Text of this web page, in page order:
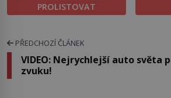
PROLISTOVAT
PŘEDCHOZÍ ČLÁNEK
VIDEO: Nejrychlejší auto světa
zvuku!